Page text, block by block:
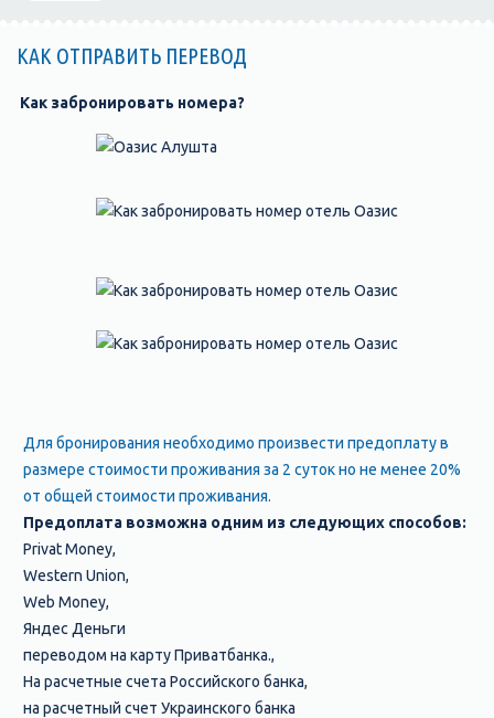
КАК ОТПРАВИТЬ ПЕРЕВОД
Как забронировать номера?
Для бронирования необходимо произвести предоплату в
размере стоимости проживания за 2 суток но не менее 20%
от общей стоимости проживания.
Предоплата возможна одним из следующих способов:
Privat Money,
Western Union,
Web Money,
Яндес Деньги
переводом на карту Приватбанка.,
На расчетные счета Российского банка,
на расчетный счет Украинского банка